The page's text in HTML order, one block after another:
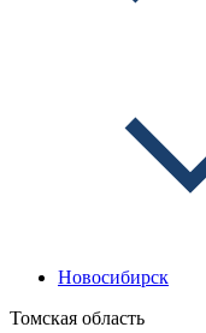
Новосибирск
Томская область